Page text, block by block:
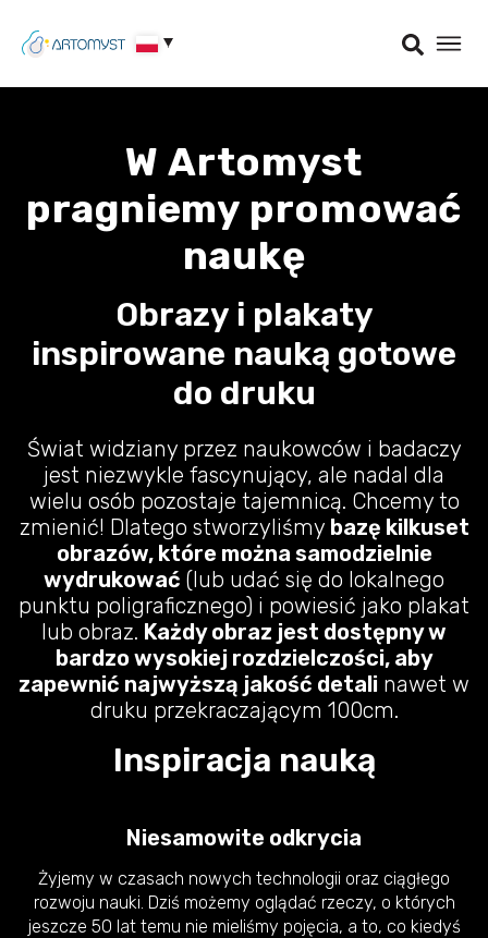
W Artomyst
pragniemy promować
naukę
Obrazy i plakaty
inspirowane nauką gotowe
do druku
Świat widziany przez naukowców i badaczy
jest niezwykle fascynujący, ale nadal dla
wielu osób pozostaje tajemnicą. Chcemy to
zmienić! Dlatego stworzyliśmy bazę kilkuset
obrazów, które można samodzielnie
wydrukować (lub udać się do lokalnego
punktu poligraficznego) i powiesić jako plakat
lub obraz. Każdy obraz jest dostępny w
bardzo wysokiej rozdzielczości, aby
zapewnić najwyższą jakość detali nawet w
druku przekraczającym 100cm.
Inspiracja nauką
Niesamowite odkrycia
Żyjemy w czasach nowych technologii oraz ciągłego
rozwoju nauki. Dziś możemy oglądać rzeczy, o których
jeszcze 50 lat temu nie mieliśmy pojęcia, a to, co kiedyś